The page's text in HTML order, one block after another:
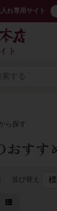
れ専用サイト
ら探す
おすす
並び替え